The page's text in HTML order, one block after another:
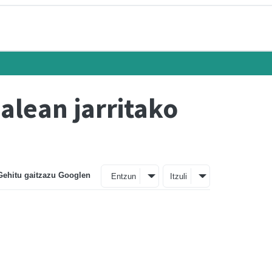
jarritako
gaitzazu Googlen Entzun Itzuli